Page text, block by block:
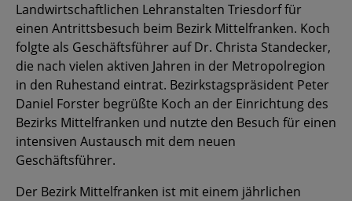
Landwirtschaftlichen Lehranstalten Triesdorf für
einen Antrittsbesuch beim Bezirk Mittelfranken. Koch
folgte als Geschäftsführer auf Dr. Christa Standecker,
die nach vielen aktiven Jahren in der Metropolregion
in den Ruhestand eintrat. Bezirkstagspräsident Peter
Daniel Forster begrüßte Koch an der Einrichtung des
Bezirks Mittelfranken und nutzte den Besuch für einen
intensiven Austausch mit dem neuen
Geschäftsführer.
Der Bezirk Mittelfranken ist mit einem jährlichen